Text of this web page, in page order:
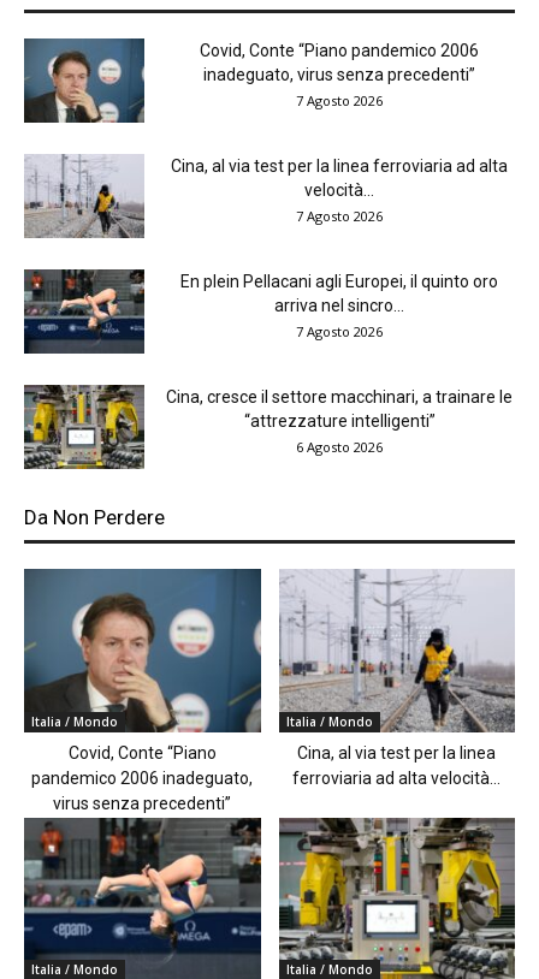
Covid, Conte “Piano pandemico 2006
inadeguato, virus senza precedenti”
7 Agosto 2026
Cina, al via test per la linea ferroviaria ad alta
velocità...
7 Agosto 2026
En plein Pellacani agli Europei, il quinto oro
arriva nel sincro...
7 Agosto 2026
Cina, cresce il settore macchinari, a trainare le
“attrezzature intelligenti”
6 Agosto 2026
Da Non Perdere
Italia / Mondo
Covid, Conte “Piano
pandemico 2006 inadeguato,
virus senza precedenti”
Italia / Mondo
Cina, al via test per la linea
ferroviaria ad alta velocità...
Italia / Mondo Italia / Mondo